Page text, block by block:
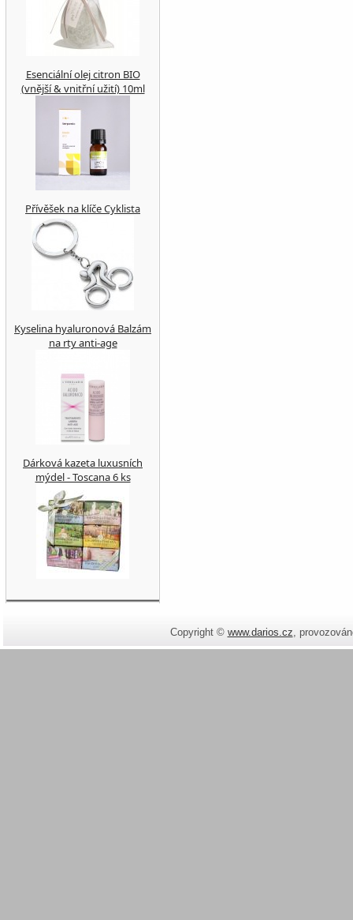
Esenciální olej citron BIO
(vnější & vnitřní užití) 10ml
Přívěšek na klíče Cyklista
Kyselina hyaluronová Balzám
na rty anti-age
Dárková kazeta luxusních
mýdel - Toscana 6 ks
Copyright © www.darios.cz,